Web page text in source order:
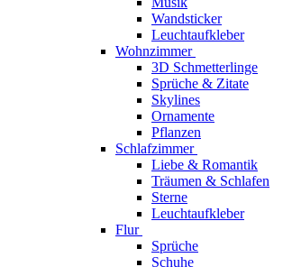
Wandsticker
Leuchtaufkleber
Wohnzimmer
3D Schmetterlinge
Sprüche & Zitate
Skylines
Ornamente
Pflanzen
Schlafzimmer
Liebe & Romantik
Träumen & Schlafen
Sterne
Leuchtaufkleber
Flur
Sprüche
Schuhe